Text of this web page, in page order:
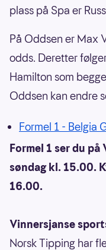
plass på Spa er
På Oddsen er Max
odds. Deretter
Hamilton som
Oddsen kan endre
Formel 1 - Belgia
Formel 1 ser du
søndag kl. 15.00.
16.00.
Vinnersjanse
Norsk Tipping har